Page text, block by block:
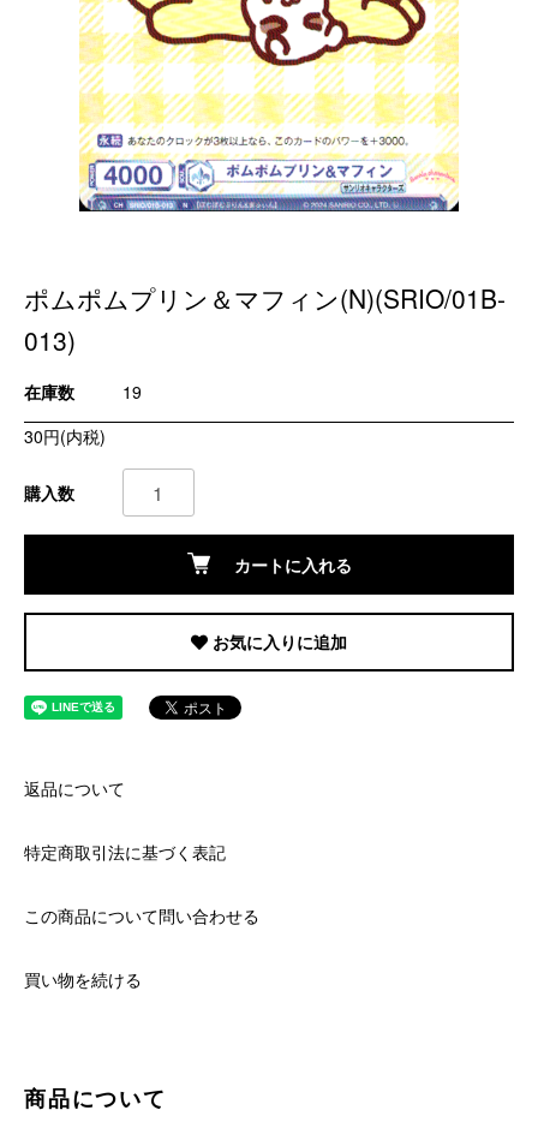
ポムポムプリン＆マフィン(N)(SRIO/01B-
013)
在庫数
19
30円(内税)
購入数
カートに入れる
お気に入りに追加
返品について
特定商取引法に基づく表記
この商品について問い合わせる
買い物を続ける
商品について